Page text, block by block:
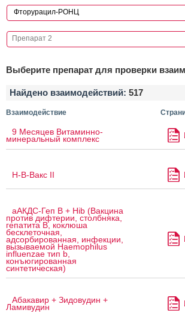
Выберите препарат для проверки
Найдено взаимодействий: 517
Взаимодействие
9 Месяцев Витаминно-
минеральный комплекс
H-B-Вакс II
аАКДС-Геп B + Hib (Вакцина
против дифтерии, столбняка,
гепатита B, коклюша
бесклеточная,
адсорбированная, инфекции,
вызываемой Haemophilus
influenzae тип b,
конъюгированная
синтетическая)
Абакавир + Зидовудин +
Ламивудин